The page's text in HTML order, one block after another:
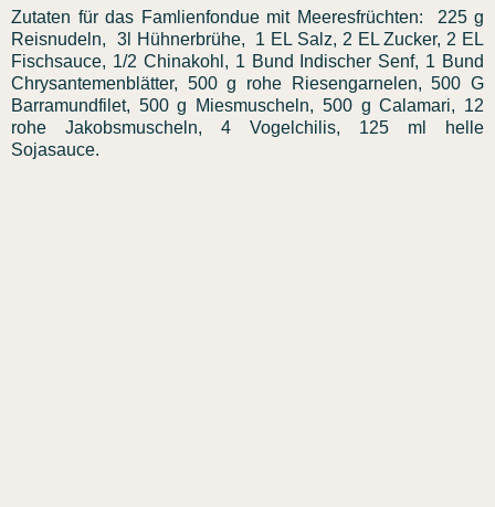
Zutaten für das Famlienfondue mit Meeresfrüchten: 225 g
Reisnudeln, 3l Hühnerbrühe, 1 EL Salz, 2 EL Zucker, 2 EL
Fischsauce, 1/2 Chinakohl, 1 Bund Indischer Senf, 1 Bund
Chrysantemenblätter, 500 g rohe Riesengarnelen, 500 G
Barramundfilet, 500 g Miesmuscheln, 500 g Calamari, 12
rohe Jakobsmuscheln, 4 Vogelchilis, 125 ml helle
Sojasauce.